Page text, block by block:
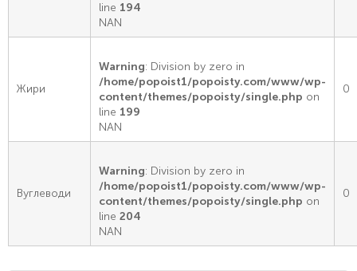
line 194
NAN
Жири
Warning: Division by zero in
/home/popoist1/popoisty.com/www/wp-
content/themes/popoisty/single.php on
line 199
NAN
0
Вуглеводи
Warning: Division by zero in
/home/popoist1/popoisty.com/www/wp-
content/themes/popoisty/single.php on
line 204
NAN
0